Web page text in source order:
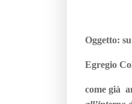
Oggetto:
Egregio
come già